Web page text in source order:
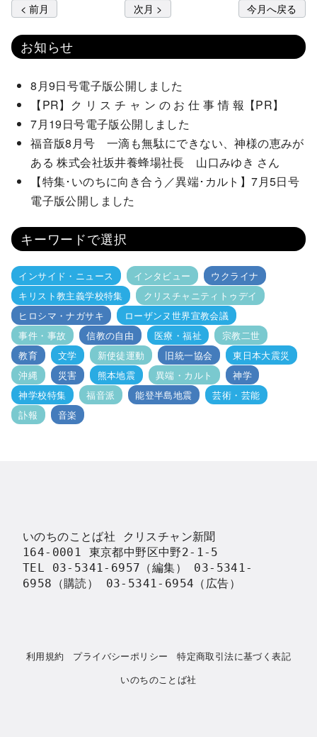
< 前月 次月 > 今月へ戻る
お知らせ
8月9日号電子版公開しました
【PR】ク リ ス チ ャ ン の お 仕 事 情 報【PR】
7月19日号電子版公開しました
福音版8月号 一滴も無駄にできない、神様の恵みが
ある 株式会社坂井養蜂場社長 山口みゆき さん
【特集･いのちに向き合う／異端･カルト】7月5日号
電子版公開しました
キーワードで選択
インサイド・ニュース インタビュー
ウクライナ
キリスト教主義学校特集
クリスチャニティトゥデイ
ヒロシマ・ナガサキ
ローザンヌ世界宣教会議
事件・事故
信教の自由 医療・福祉
宗教二世
教育
文学 新使徒運動 旧統一協会
東日本大震災
沖縄
災害 熊本地震 異端・カルト
神学
神学校特集
福音派 能登半島地震
芸術・芸能
訃報
音楽
いのちのことば社 クリスチャン新聞
164-0001 東京都中野区中野2-1-5
TEL 03-5341-6957（編集） 03-5341-
6958（購読） 03-5341-6954（広告）
利用規約 プライバシーポリシー
特定商取引法に基づく表記
いのちのことば社